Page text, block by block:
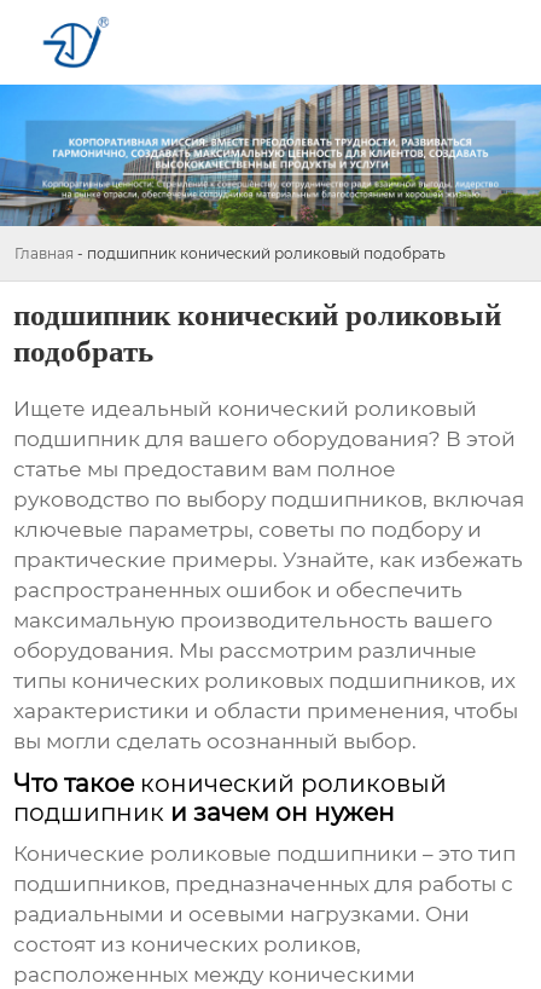
Главная - подшипник конический роликовый подобрать
подшипник конический роликовый
подобрать
Ищете идеальный конический роликовый
подшипник для вашего оборудования? В этой
статье мы предоставим вам полное
руководство по выбору подшипников, включая
ключевые параметры, советы по подбору и
практические примеры. Узнайте, как избежать
распространенных ошибок и обеспечить
максимальную производительность вашего
оборудования. Мы рассмотрим различные
типы конических роликовых подшипников, их
характеристики и области применения, чтобы
вы могли сделать осознанный выбор.
Что такое конический роликовый
подшипник и зачем он нужен
Конические роликовые подшипники – это тип
подшипников, предназначенных для работы с
радиальными и осевыми нагрузками. Они
состоят из конических роликов,
расположенных между коническими